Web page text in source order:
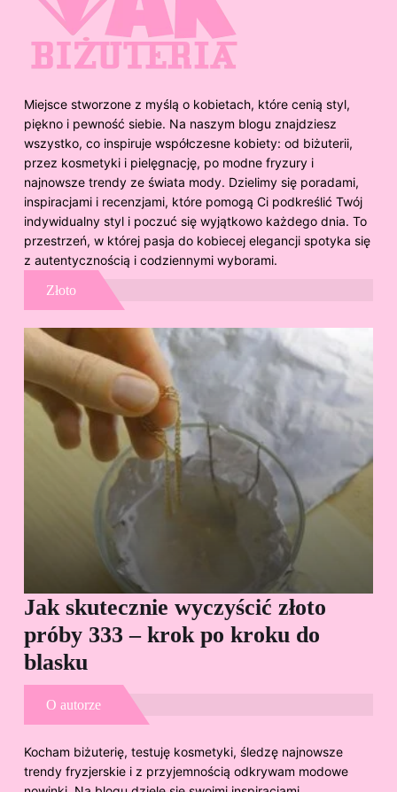
Miejsce stworzone z myślą o kobietach, które cenią styl,
piękno i pewność siebie. Na naszym blogu znajdziesz
wszystko, co inspiruje współczesne kobiety: od biżuterii,
przez kosmetyki i pielęgnację, po modne fryzury i
najnowsze trendy ze świata mody. Dzielimy się poradami,
inspiracjami i recenzjami, które pomogą Ci podkreślić Twój
indywidualny styl i poczuć się wyjątkowo każdego dnia. To
przestrzeń, w której pasja do kobiecej elegancji spotyka się
z autentycznością i codziennymi wyborami.
Złoto
Jak skutecznie wyczyścić złoto
próby 333 – krok po kroku do
blasku
O autorze
Kocham biżuterię, testuję kosmetyki, śledzę najnowsze
trendy fryzjerskie i z przyjemnością odkrywam modowe